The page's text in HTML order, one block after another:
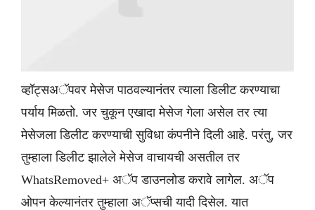
व्हॉट्सअॅपवर मेसेज पाठवल्यानंतर त्याला डिलीट करण्याचा
पर्याय मिळतो. जर चुकून एखादा मेसेज गेला असेल तर त्या
मेसेजला डिलीट करण्याची सुविधा कंपनीने दिली आहे. परंतु, जर
तुम्हाला डिलीट झालेले मेसेज वाचायची असतील तर
WhatsRemoved+ अॅप डाउनलोड करावे लागेल. अॅप
ओपन केल्यानंतर तुम्हाला अॅप्सची यादी दिसेल. यात